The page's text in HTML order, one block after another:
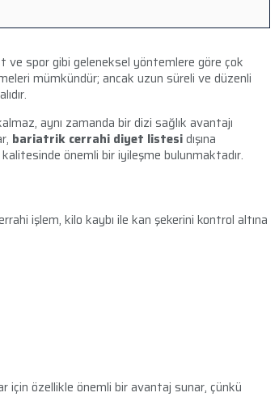
spor gibi geleneksel yöntemlere göre çok
mümkündür; ancak uzun süreli ve düzenli
aynı zamanda bir dizi sağlık avantajı
bariatrik cerrahi diyet listesidışına
önemli bir iyileşme bulunmaktadır.
işlem, kilo kaybı ile kan şekerini kontrol altına
için özellikle önemli bir avantaj sunar, çünkü